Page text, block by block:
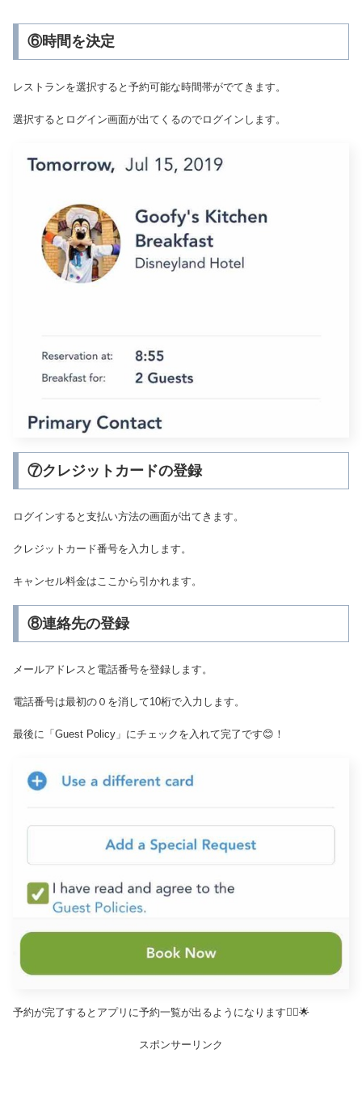
⑥時間を決定
レストランを選択すると予約可能な時間帯がでてきます。
選択するとログイン画面が出てくるのでログインします。
⑦クレジットカードの登録
ログインすると支払い方法の画面が出てきます。
クレジットカード番号を入力します。
キャンセル料金はここから引かれます。
⑧連絡先の登録
メールアドレスと電話番号を登録します。
電話番号は最初の０を消して10桁で入力します。
最後に「Guest Policy」にチェックを入れて完了です😊！
予約が完了するとアプリに予約一覧が出るようになります🙆‍♀️🌟
スポンサーリンク